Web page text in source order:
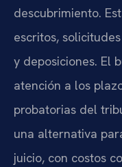
descubrimiento.
escritos,
y deposiciones. El
atención a los
probatorias del
una alternativa
juicio, con costos